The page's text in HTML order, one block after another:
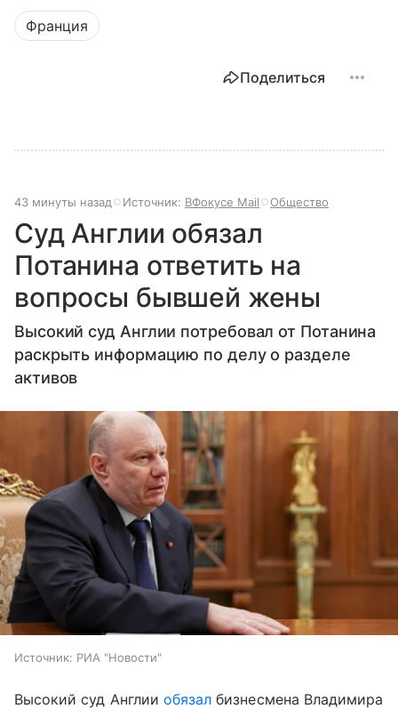
Франция
Поделиться
43 минуты назад Источник: ВФокусе Mail Общество
Суд Англии обязал
Потанина ответить на
вопросы бывшей жены
Высокий суд Англии потребовал от Потанина
раскрыть информацию по делу о разделе
активов
Источник: РИА "Новости"
Высокий суд Англии обязал бизнесмена Владимира